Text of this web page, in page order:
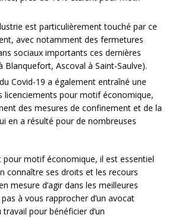
est particulièrement touché par ce
avec notamment des fermetures
sociaux importants ces dernières
Blanquefort, Ascoval à Saint-Saulve).
Covid-19 a également entraîné une
licenciements pour motif économique,
des mesures de confinement et de la
en a résulté pour de nombreuses
pour motif économique, il est essentiel
connaître ses droits et les recours
mesure d’agir dans les meilleures
à vous rapprocher d’un avocat
pour bénéficier d’un